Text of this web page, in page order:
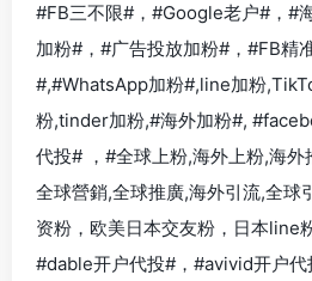
#FB三不限#，#Google老户#，#
加粉#，#广告投放加粉#，#FB精
#,#WhatsApp加粉#,line加粉
粉,tinder加粉,#海外加粉#,
代投# ，#全球上粉,海外上粉,海外
全球營銷,全球推廣,海外引流,全球
资粉，欧美日本交友粉，日本line
#dable开户代投#，#avivid开户代